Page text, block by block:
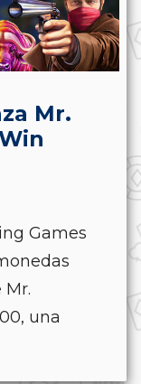
Mr.
Games
una